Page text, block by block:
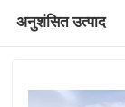
अनुशंसित उत्पाद